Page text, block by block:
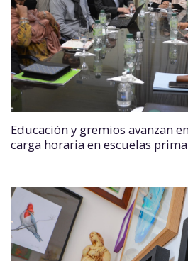
Educación y gremios avanzan
carga horaria en escuelas